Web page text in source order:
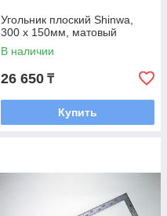
Угольник плоский Shinwa,
300 х 150мм, матовый
В наличии
26 650 ₸
Купить